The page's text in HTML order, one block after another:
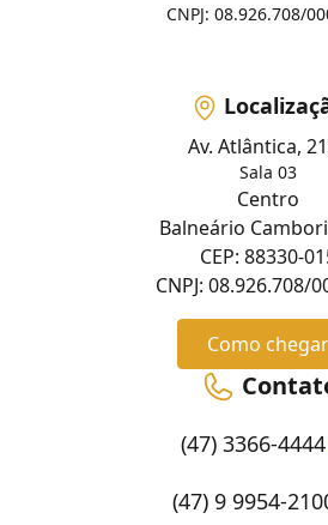
CNPJ: 08.926.708/
Av. Atlântica,
Sala 03
Centro
Balneário
CEP: 88330-
CNPJ: 08.926.708/
Como chegar
(47) 3366-4444
(47) 9 9954-